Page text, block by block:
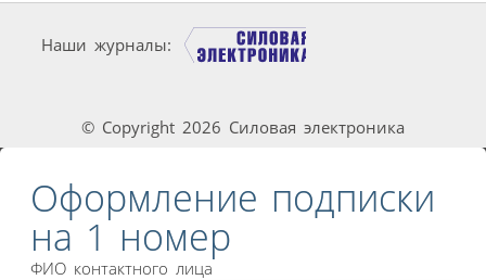
Наши журналы:
© Copyright 2026 Силовая электроника
Оформление подписки
на 1 номер
ФИО контактного лица